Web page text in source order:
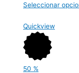
Seleccionar
Quickview
50 %